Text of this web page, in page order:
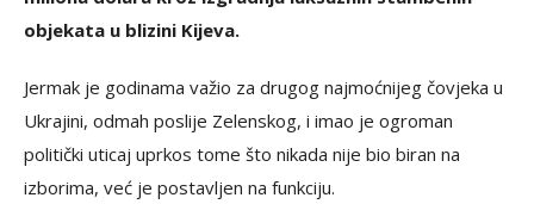
objekata u blizini Kijeva.
Jermak je godinama važio za drugog najmoćnijeg čovjeka u
Ukrajini, odmah poslije Zelenskog, i imao je ogroman
politički uticaj uprkos tome što nikada nije bio biran na
izborima, već je postavljen na funkciju.